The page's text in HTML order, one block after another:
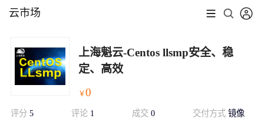
云市场
上海魁云-Centos llsmp安全、稳
定、高效
￥0
评分 5 评论 1 成交 0 交付方式镜像